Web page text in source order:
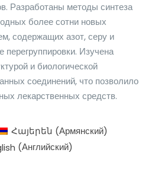
Разработаны методы синтеза
более сотни новых
содержащих азот, серу и
Изучена
и биологической
соединений, что позволило
лекарственных средств.
Հայերեն (Армянский)
(Английский)